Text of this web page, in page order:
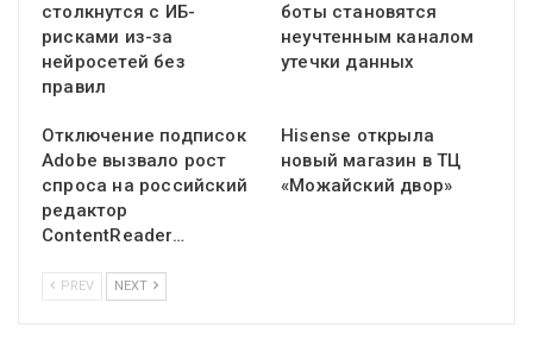
столкнутся с ИБ-
рисками из-за
нейросетей без
правил
боты становятся
неучтенным каналом
утечки данных
Отключение подписок
Adobe вызвало рост
спроса на российский
редактор
ContentReader…
Hisense открыла
новый магазин в ТЦ
«Можайский двор»
PREV NEXT